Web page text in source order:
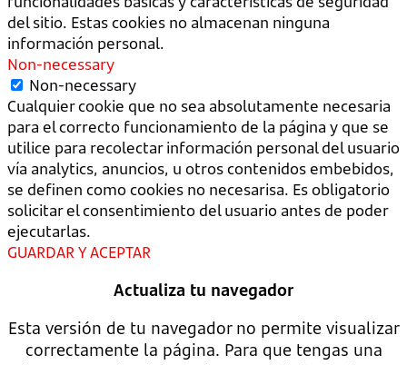
del sitio. Estas cookies no almacenan ninguna
información personal.
Non-necessary
Non-necessary
Cualquier cookie que no sea absolutamente necesaria
para el correcto funcionamiento de la página y que se
utilice para recolectar información personal del usuario
vía analytics, anuncios, u otros contenidos embebidos,
se definen como cookies no necesarisa. Es obligatorio
solicitar el consentimiento del usuario antes de poder
ejecutarlas.
GUARDAR Y ACEPTAR
Actualiza tu navegador
Esta versión de tu navegador no permite visualizar
correctamente la página. Para que tengas una